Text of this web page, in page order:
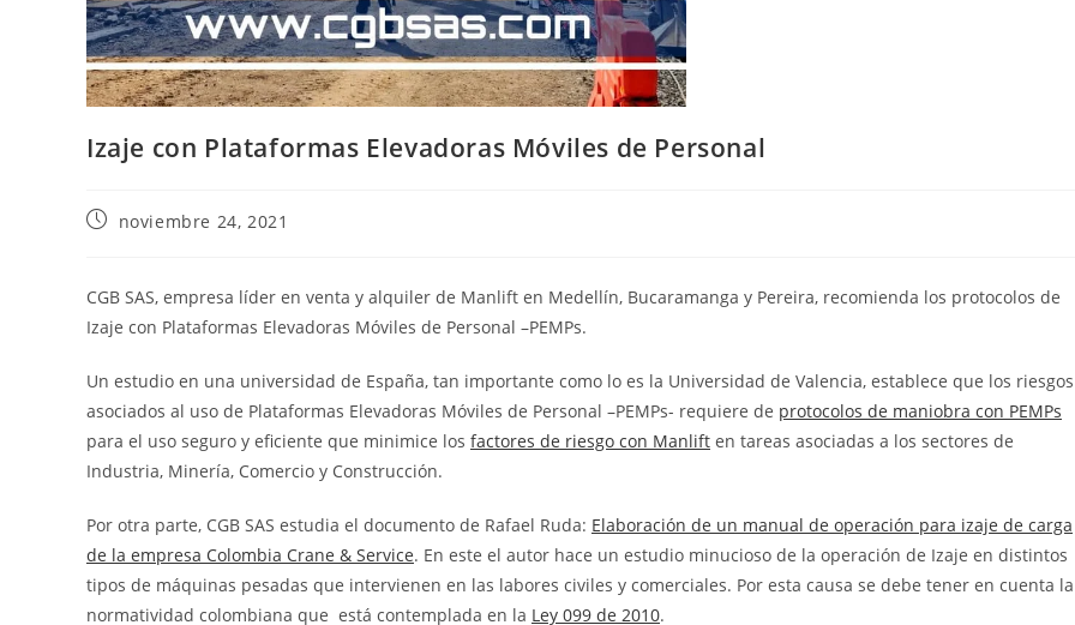
Izaje con Plataformas Elevadoras Móviles de Personal
noviembre 24, 2021
CGB SAS, empresa líder en venta y alquiler de Manlift en Medellín, Bucaramanga y Pereira, recomienda los protocolos de
Izaje con Plataformas Elevadoras Móviles de Personal –PEMPs.
Un estudio en una universidad de España, tan importante como lo es la Universidad de Valencia, establece que los riesgos
asociados al uso de Plataformas Elevadoras Móviles de Personal –PEMPs- requiere de protocolos de maniobra con PEMPs
para el uso seguro y eficiente que minimice los factores de riesgo con Manlift en tareas asociadas a los sectores de
Industria, Minería, Comercio y Construcción.
Por otra parte, CGB SAS estudia el documento de Rafael Ruda: Elaboración de un manual de operación para izaje de carga
de la empresa Colombia Crane & Service. En este el autor hace un estudio minucioso de la operación de Izaje en distintos
tipos de máquinas pesadas que intervienen en las labores civiles y comerciales. Por esta causa se debe tener en cuenta la
normatividad colombiana que está contemplada en la Ley 099 de 2010.